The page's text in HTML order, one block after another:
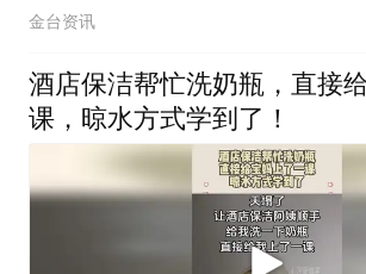
金台资讯
酒店保洁帮忙洗奶瓶，直接
课，晾水方式学到了！